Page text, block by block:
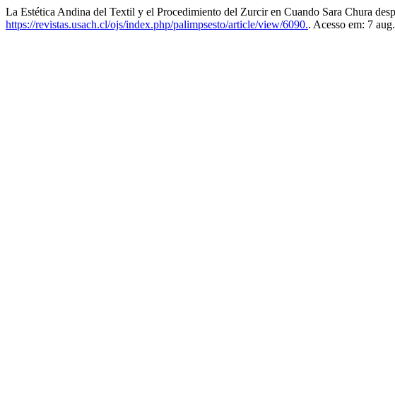
La Estética Andina del Textil y el Procedimiento del Zurcir en Cuando Sara Chura
https://revistas.usach.cl/ojs/index.php/palimpsesto/article/view/6090.. Acesso em: 7